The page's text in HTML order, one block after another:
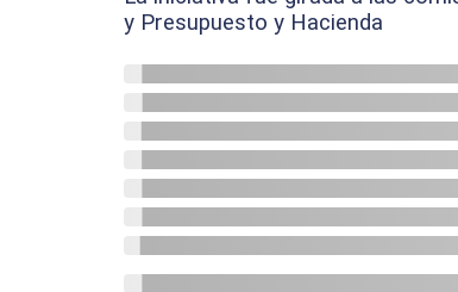
y Presupuesto y Hacienda